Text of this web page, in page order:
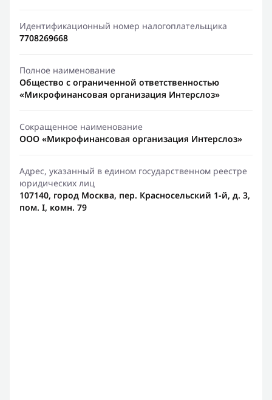
Идентификационный номер налогоплательщика
7708269668
Полное наименование
Общество с ограниченной ответственностью
«Микрофинансовая организация Интерслоз»
Сокращенное наименование
ООО «Микрофинансовая организация Интерслоз»
Адрес, указанный в едином государственном реестре
юридических лиц
107140, город Москва, пер. Красносельский 1-й, д. 3,
пом. I, комн. 79